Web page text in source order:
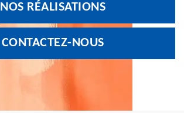
NOS RÉALISATIONS
CONTACTEZ-NOUS